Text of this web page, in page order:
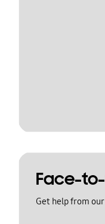
Face-
Get help from